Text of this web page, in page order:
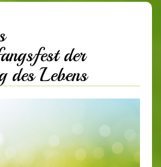
der
des Lebens